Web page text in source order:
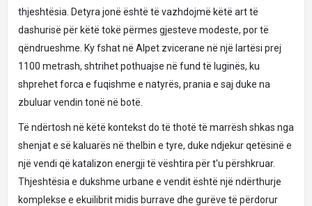
thjeshtësia. Detyra jonë është të vazhdojmë këtë art të
dashurisë për këtë tokë përmes gjesteve modeste, por të
qëndrueshme. Ky fshat në Alpet zvicerane në një lartësi prej
1100 metrash, shtrihet pothuajse në fund të luginës, ku
shprehet forca e fuqishme e natyrës, prania e saj duke na
zbuluar vendin tonë në botë.
Të ndërtosh në këtë kontekst do të thotë të marrësh shkas nga
shenjat e së kaluarës në thelbin e tyre, duke ndjekur qetësinë e
një vendi që katalizon energji të vështira për t'u përshkruar.
Thjeshtësia e dukshme urbane e vendit është një ndërthurje
komplekse e ekuilibrit midis burrave dhe gurëve të përdorur